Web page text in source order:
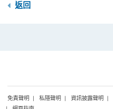
返回
免責聲明 私隱聲明 資訊披露聲明